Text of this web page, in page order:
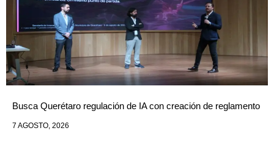
Busca Querétaro regulación de IA con creación de reglamento
7 AGOSTO, 2026